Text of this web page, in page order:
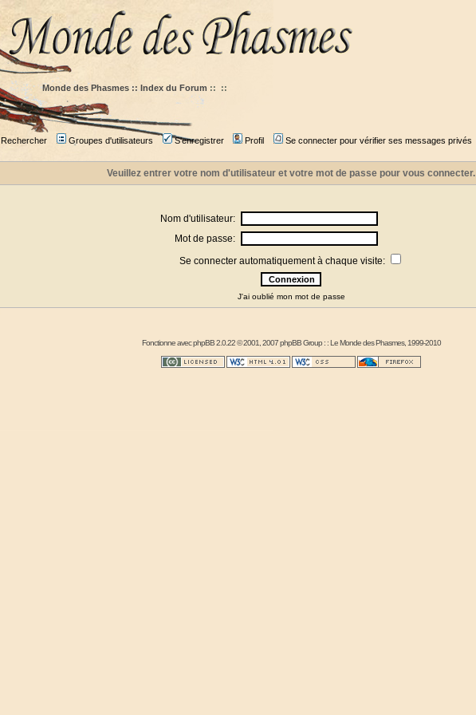
Monde des Phasmes :: Index du Forum :: ::
Rechercher Groupes d'utilisateurs S'enregistrer Profil Se connecter pour vérifier ses messages privés
Veuillez entrer votre nom d'utilisateur et votre mot de passe pour vous connecter.
Nom d'utilisateur:
Mot de passe:
Se connecter automatiquement à chaque visite:
J'ai oublié mon mot de passe
Fonctionne avecphpBB2.0.22 © 2001, 2007 phpBB Group : :Le Monde des Phasmes, 1999-2010